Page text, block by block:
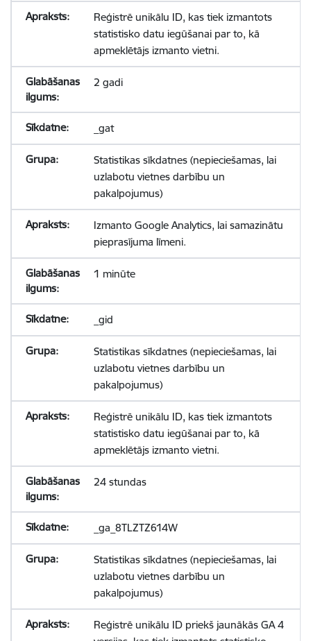
Reģistrē unikālu ID, kas tiek izmantots
statistisko datu iegūšanai par to, kā
apmeklētājs izmanto vietni.
2 gadi
_gat
Statistikas sīkdatnes (nepieciešamas, lai
uzlabotu vietnes darbību un
pakalpojumus)
Izmanto Google Analytics, lai samazinātu
pieprasījuma līmeni.
1 minūte
_gid
Statistikas sīkdatnes (nepieciešamas, lai
uzlabotu vietnes darbību un
pakalpojumus)
Reģistrē unikālu ID, kas tiek izmantots
statistisko datu iegūšanai par to, kā
apmeklētājs izmanto vietni.
24 stundas
_ga_8TLZTZ614W
Statistikas sīkdatnes (nepieciešamas, lai
uzlabotu vietnes darbību un
pakalpojumus)
Reģistrē unikālu ID priekš jaunākās GA 4